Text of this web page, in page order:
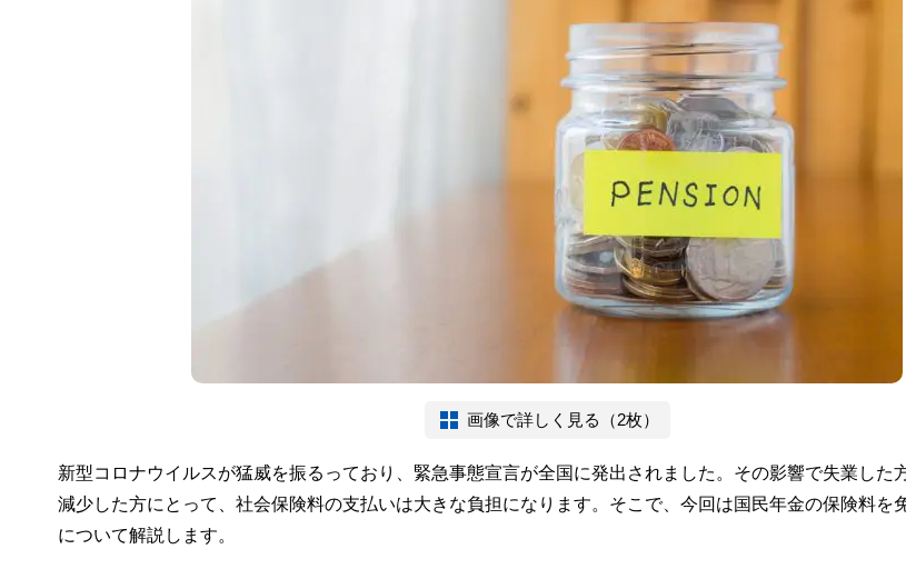
画像で詳しく見る（2枚）
新型コロナウイルスが猛威を振るっており、緊急事態宣言が全国に発出されました。その影響で失業した
減少した方にとって、社会保険料の支払いは大きな負担になります。そこで、今回は国民年金の保険料を
について解説します。